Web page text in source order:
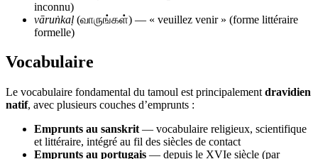
inconnu)
vāruṅkaḷ (வாருங்கள்) — « veuillez venir » (forme littéraire
formelle)
Vocabulaire
Le vocabulaire fondamental du tamoul est principalement dravidien
natif, avec plusieurs couches d’emprunts :
Emprunts au sanskrit — vocabulaire religieux, scientifique
et littéraire, intégré au fil des siècles de contact
Emprunts au portugais — depuis le XVIe siècle (par